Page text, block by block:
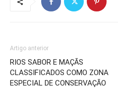
Artigo anterior
RIOS SABOR E MAÇÃS
CLASSIFICADOS COMO ZONA
ESPECIAL DE CONSERVAÇÃO